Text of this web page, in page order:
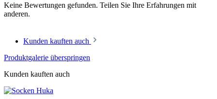
Keine Bewertungen gefunden. Teilen Sie Ihre Erfahrungen mit
anderen.
Kunden kauften auch
Produktgalerie überspringen
Kunden kauften auch